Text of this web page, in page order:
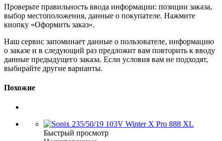
Проверьте правильность ввода информации: позиции заказа,
выбор местоположения, данные о покупателе. Нажмите
кнопку «Оформить заказ».
Наш сервис запоминает данные о пользователе, информацию
о заказе и в следующий раз предложит вам повторить к вводу
данные предыдущего заказа. Если условия вам не подходят,
выбирайте другие варианты.
Похожие
Быстрый просмотр